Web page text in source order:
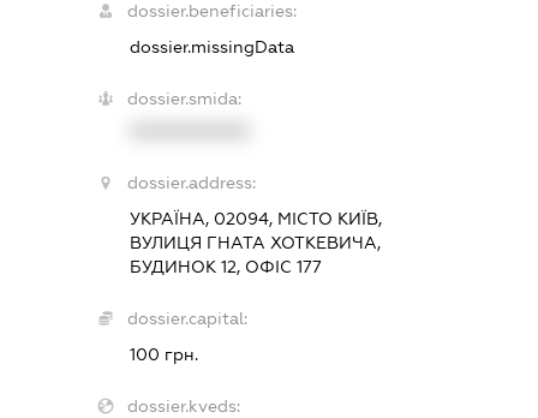
dossier.beneficiaries:
dossier.missingData
dossier.smida:
dossier.address:
УКРАЇНА, 02094, МІСТО КИЇВ,
ВУЛИЦЯ ГНАТА ХОТКЕВИЧА,
БУДИНОК 12, ОФІС 177
dossier.capital:
100 грн.
dossier.kveds: